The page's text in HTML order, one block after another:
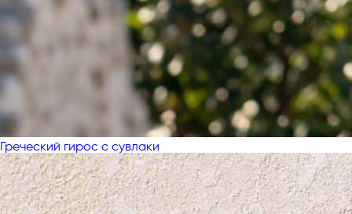
Греческий гирос с сувлаки